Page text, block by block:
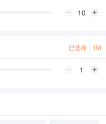
已选择：1M